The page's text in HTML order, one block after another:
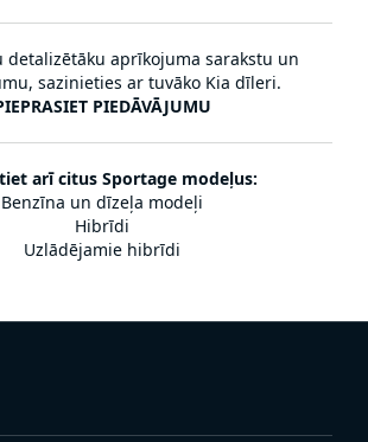
detalizētāku aprīkojuma sarakstu un
sazinieties ar tuvāko Kia dīleri.
PIEDĀVĀJUMU
arī citus Sportage modeļus:
Benzīna un dīzeļa modeļi
Hibrīdi
Uzlādējamie hibrīdi